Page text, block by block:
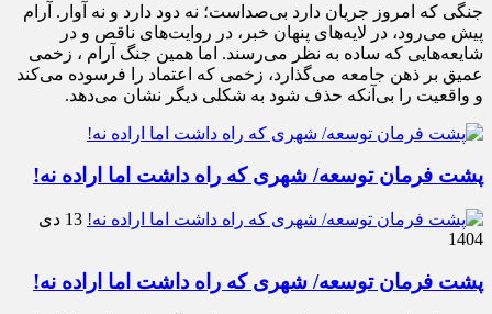
جنگی که امروز جریان دارد بی‌صداست؛ نه دود دارد و نه آوار. آرام
پیش می‌رود، در لایه‌های پنهان خبر، در روایت‌های ناقص و در
شایعه‌هایی که ساده به نظر می‌رسند. اما همین جنگ آرام ، زخمی
عمیق بر ذهن جامعه می‌گذارد، زخمی که اعتماد را فرسوده می‌کند
و واقعیت را بی‌آنکه حذف شود به شکلی دیگر نشان می‌دهد.
پشت فرمان توسعه/ شهری که راه داشت اما اراده نه!
13 دی
1404
پشت فرمان توسعه/ شهری که راه داشت اما اراده نه!